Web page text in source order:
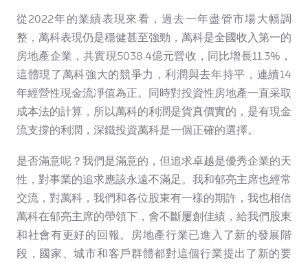
從2022年的業績表現來看，過去一年盡管市場大幅調
整，萬科表現仍是穩健甚至強勁，萬科是全國收入第一的
房地產企業，共實現5038.4億元營收，同比增長11.3%，
這體現了萬科強大的競爭力，利潤與去年持平，連續14
年經營性現金流凈值為正。同時對投資性房地產一直采取
成本法的計算，所以萬科的利潤是貨真價實的，是有現金
流支撐的利潤，深鐵投資萬科是一個正確的選擇。
是否滿意呢？我們是滿意的，但追求卓越是優秀企業的天
性，對事業的追求應該永遠不滿足。我和郁亮主席也經常
交流，對萬科，我們和各位股東有一樣的期許，我也相信
萬科在郁亮主席的帶領下，會不斷屢創佳績，給我們股東
和社會有更好的回報。房地產行業已進入了新的發展階
段，國家、城市和客戶群體都對這個行業提出了新的要